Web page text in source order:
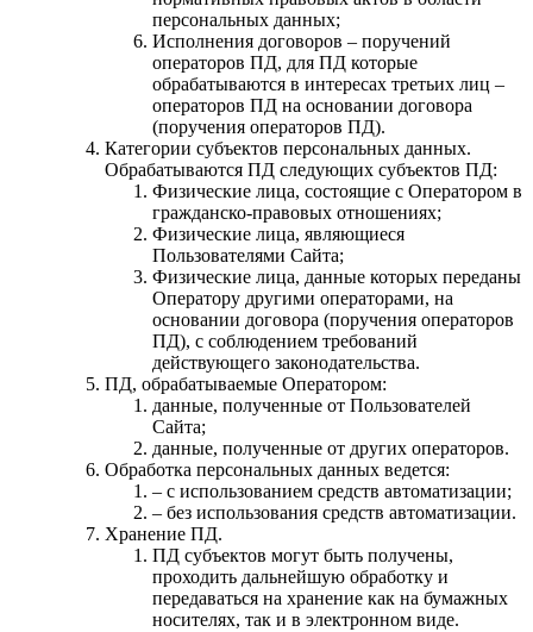
персональных данных;
Исполнения договоров – поручений
операторов ПД, для ПД которые
обрабатываются в интересах третьих лиц –
операторов ПД на основании договора
(поручения операторов ПД).
Категории субъектов персональных данных.
Обрабатываются ПД следующих субъектов ПД:
Физические лица, состоящие с Оператором в
гражданско-правовых отношениях;
Физические лица, являющиеся
Пользователями Сайта;
Физические лица, данные которых переданы
Оператору другими операторами, на
основании договора (поручения операторов
ПД), с соблюдением требований
действующего законодательства.
ПД, обрабатываемые Оператором:
данные, полученные от Пользователей
Сайта;
данные, полученные от других операторов.
Обработка персональных данных ведется:
– с использованием средств автоматизации;
– без использования средств автоматизации.
Хранение ПД.
ПД субъектов могут быть получены,
проходить дальнейшую обработку и
передаваться на хранение как на бумажных
носителях, так и в электронном виде.